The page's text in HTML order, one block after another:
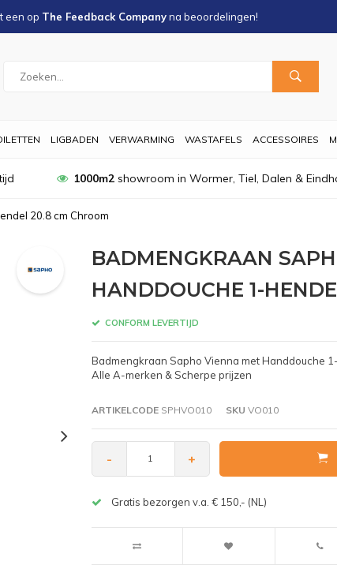
een op The Feedback Companyna beoordelingen!
LIGBADEN VERWARMING WASTAFELS ACCESSOIRES
1000m2showroom in Wormer, Tiel, Dalen &
20.8 cm Chroom
BADMENGKRAAN
HANDDOUCHE 1-
CONFORM LEVERTIJD
Badmengkraan Sapho Vienna met Handdouche
Alle A-merken & Scherpe prijzen
ARTIKELCODESPHVO010 SKU VO010
- +
Gratis bezorgen v.a. € 150,- (NL)